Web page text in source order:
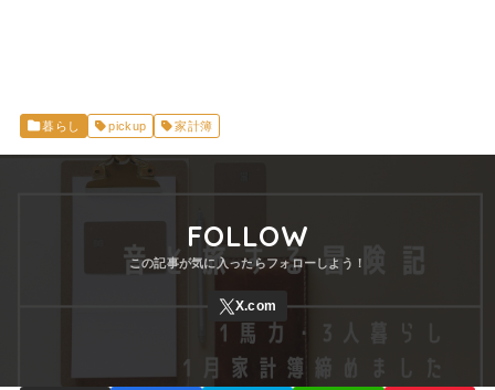
暮らし pickup 家計簿
FOLLOW